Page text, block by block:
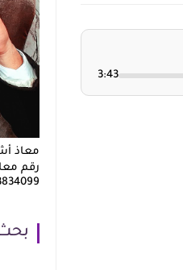
3:43
معاذ
رقم
201033834099+
بحث